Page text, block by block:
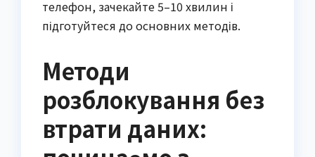
телефон, зачекайте 5–10 хвилин і
підготуйтеся до основних методів.
Методи
розблокування без
втрати даних: